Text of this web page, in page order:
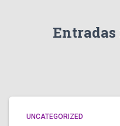
UNCATEGORIZED